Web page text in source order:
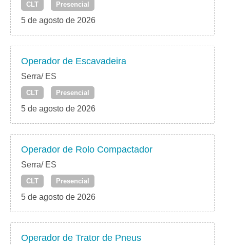
CLT Presencial
5 de agosto de 2026
Operador de Escavadeira
Serra/ ES
CLT Presencial
5 de agosto de 2026
Operador de Rolo Compactador
Serra/ ES
CLT Presencial
5 de agosto de 2026
Operador de Trator de Pneus